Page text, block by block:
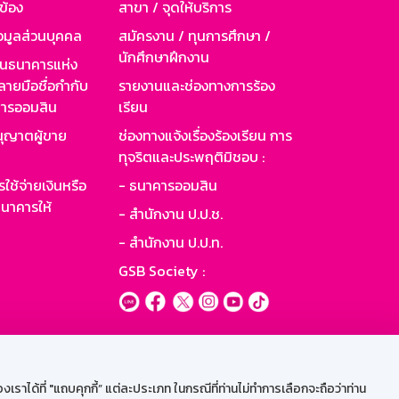
ได้ที่ "แถบคุกกี้” แต่ละประเภท ในกรณีที่ท่านไม่ทำการเลือกจะถือว่าท่าน
อง
มูลส่วนบุคคล
นาคารแห่ง
ายมือชื่อกำกับ
รออมสิน
ญาตผู้ขาย
ช้จ่ายเงินหรือ
คารให้
สาขา / จุดให้บริการ
สมัครงาน / ทุนการศึกษา /
นักศึกษาฝึกงาน
รายงานและช่องทางการร้อง
เรียน
ช่องทางแจ้งเรื่องร้องเรียน การ
ทุจริตและประพฤติมิชอบ :
- ธนาคารออมสิน
- สำนักงาน ป.ป.ช.
- สำนักงาน ป.ป.ท.
GSB Society :